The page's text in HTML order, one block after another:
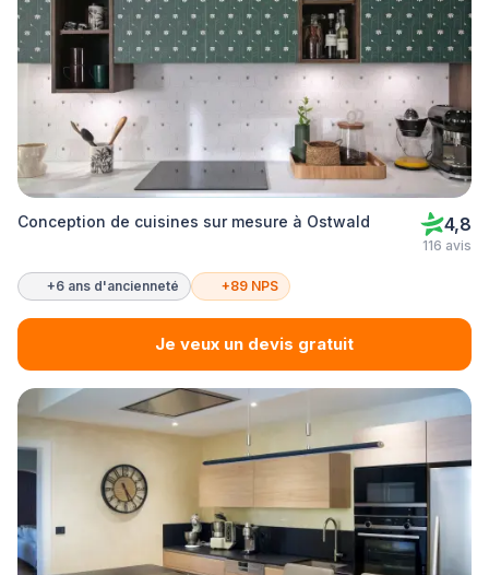
Conception de cuisines sur mesure à Ostwald 4,8
116 avis
+6 ans d'ancienneté +89 NPS
Je veux un devis gratuit